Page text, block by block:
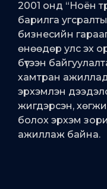
2001 онд “Ноён
барилга
бизнесийн
өнөөдөр улс эх
бүтээн
хамтран
эрхэмлэн
жигдэрсэн,
болох эрхэм
ажиллаж байна.